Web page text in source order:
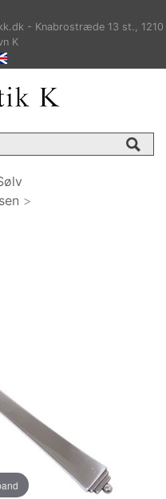
- Knabrostræde 13 st., 1210
K
>